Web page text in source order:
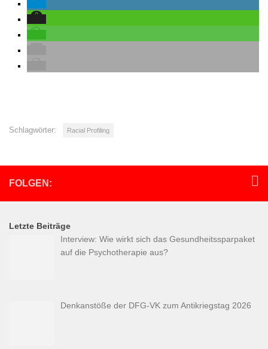
Schlagwörter: Racial Profiling
FOLGEN:
Letzte Beiträge
Interview: Wie wirkt sich das Gesundheitssparpaket
auf die Psychotherapie aus?
Denkanstöße der DFG-VK zum Antikriegstag 2026